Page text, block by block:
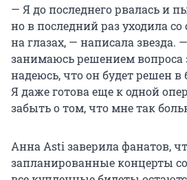
— Я до последнего рвалась и
но в последний раз уходила
на глазах, — написала звезда.
занимаюсь решением вопроса
надеюсь, что он будет решен
Я даже готова еще к одной
забыть о том, что мне так
Анна Asti заверила фанатов,
запланированные концерты